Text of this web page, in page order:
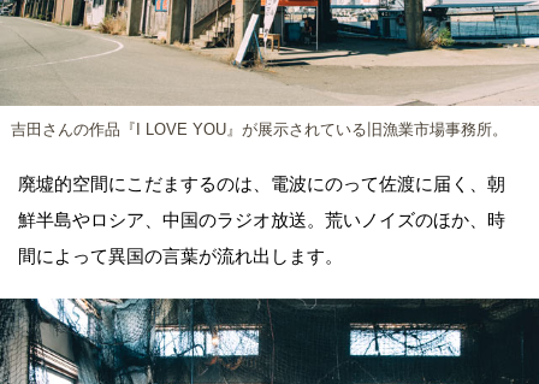
吉田さんの作品『I LOVE YOU』が展示されている旧漁業市場事務所。
廃墟的空間にこだまするのは、電波にのって佐渡に届く、朝
鮮半島やロシア、中国のラジオ放送。荒いノイズのほか、時
間によって異国の言葉が流れ出します。